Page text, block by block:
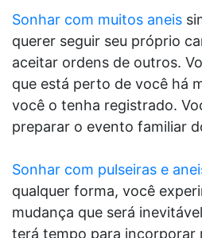
Sonhar com muitos aneis
querer seguir seu próprio
aceitar ordens de outros.
que está perto de você há
você o tenha registrado.
preparar o evento familiar
Sonhar com pulseiras e
qualquer forma, você
mudança que será
terá tempo para incorporar